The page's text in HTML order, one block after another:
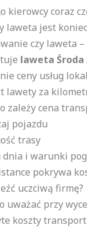
kierowcy coraz
laweta jest
czy laweta –
laweta Środa
ceny usług
lawety za
zależy cena
pojazdu
trasy
dnia i warunki
pokrywa
uczciwą firmę?
uważać przy
koszty